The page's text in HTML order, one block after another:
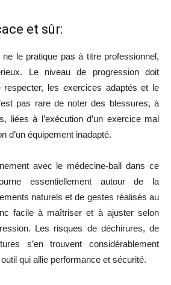
et sûr:
le pratique pas à titre professionnel,
Le niveau de progression doit
respecter, les exercices adaptés et le
pas rare de noter des blessures, à
liées à l’exécution d’un exercice mal
d’un équipement inadapté.
avec le médecine-ball dans ce
essentiellement autour de la
naturels et de gestes réalisés au
facile à maîtriser et à ajuster selon
Les risques de déchirures, de
s’en trouvent considérablement
qui allie performance et sécurité.